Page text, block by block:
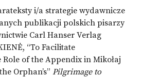
i/a strategie wydawnicze
publikacji polskich pisarzy
Carl Hanser Verlag
“To Facilitate
of the Appendix in Mikołaj
Orphan’s” Pilgrimage to